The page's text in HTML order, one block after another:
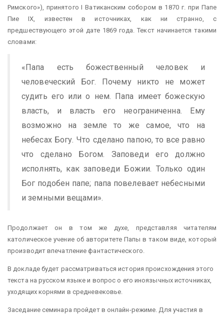
Римского»), принятого I Ватиканским собором в 1870 г. при Папе
Пие IX, известен в источниках, как ни странно, с
предшествующего этой дате 1869 года. Текст начинается такими
словами:
«Папа есть божественный человек и
человеческий Бог. Почему никто не может
судить его или о нем. Папа имеет божескую
власть, и власть его неограниченна. Ему
возможно на земле то же самое, что на
небесах Богу. Что сделано папою, то все равно
что сделано Богом. Заповеди его должно
исполнять, как заповеди Божии. Только один
Бог подобен папе; папа повелевает небесными
и земными вещами».
Продолжает он в том же духе, представляя читателям
католическое учение об авторитете Папы в таком виде, который
производит впечатление фантастического.
В докладе будет рассматриваться история происхождения этого
текста на русском языке и вопрос о его иноязычных источниках,
уходящих корнями в средневековье.
Заседание семинара пройдет в онлайн-режиме. Для участия в